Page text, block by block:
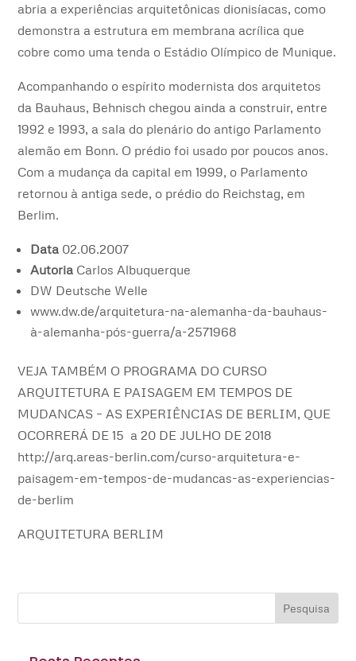
abria a experiências arquitetônicas dionisíacas, como
demonstra a estrutura em membrana acrílica que
cobre como uma tenda o Estádio Olímpico de Munique.
Acompanhando o espírito modernista dos arquitetos
da Bauhaus, Behnisch chegou ainda a construir, entre
1992 e 1993, a sala do plenário do antigo Parlamento
alemão em Bonn. O prédio foi usado por poucos anos.
Com a mudança da capital em 1999, o Parlamento
retornou à antiga sede, o prédio do Reichstag, em
Berlim.
Data 02.06.2007
Autoria Carlos Albuquerque
DW Deutsche Welle
www.dw.de/arquitetura-na-alemanha-da-bauhaus-
à-alemanha-pós-guerra/a-2571968
VEJA TAMBÉM O PROGRAMA DO CURSO
ARQUITETURA E PAISAGEM EM TEMPOS DE
MUDANCAS – AS EXPERIÊNCIAS DE BERLIM, QUE
OCORRERÁ DE 15 a 20 DE JULHO DE 2018
http://arq.areas-berlin.com/curso-arquitetura-e-
paisagem-em-tempos-de-mudancas-as-experiencias-
de-berlim
ARQUITETURA BERLIM